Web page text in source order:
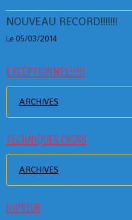
NOUVEAU RECORD!!!!!!!
Le 05/03/2014
EXCEPTIONNEL!!!!!
ARCHIVES
TECHNIQUES CROSS
ARCHIVES
HUMOUR